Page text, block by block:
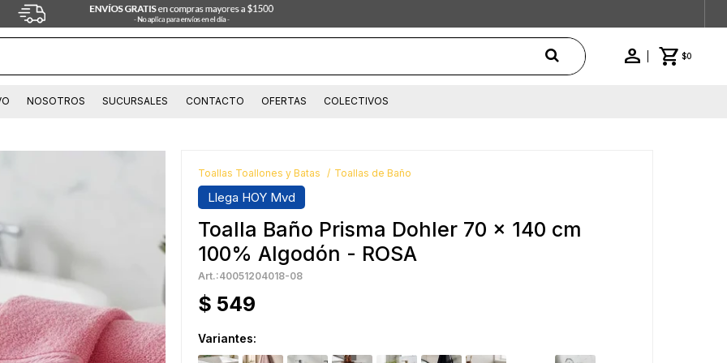
$0
NOSOTROS SUCURSALES CONTACTO OFERTAS COLECTIVOS
Toallas Toallones y Batas Toallas de Baño
Llega HOY Mvd
Toalla Baño Prisma Dohler 70 x 140 cm
100% Algodón - ROSA
40051204018-08
$ 549
Variantes: